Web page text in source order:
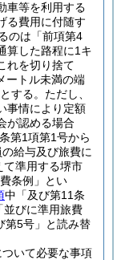
車等を利用する
る費用に付随す
のは「前項第4
算した路程に1キ
れを切り捨て
ートル未満の端
とする。ただし、
事情により定額
が認める場合
第1項第1号から
給与及び旅費に
て準用する堺市
条例」とい
中「及び第11条
並びに準用旅費
第5号」と読み替
いて必要な事項